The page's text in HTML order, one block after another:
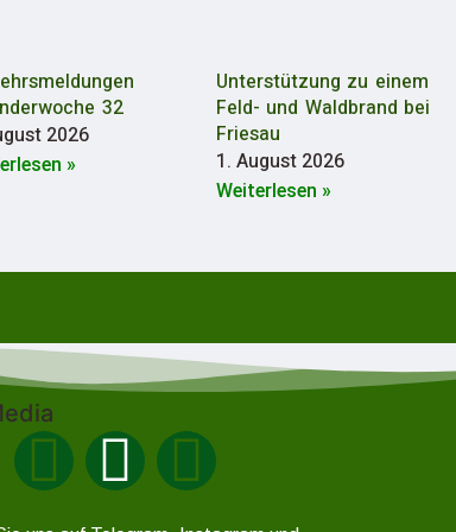
32
2026
»
Unterstützung zu einem
Feld- und Waldbrand bei
Friesau
1. August 2026
Weiterlesen »